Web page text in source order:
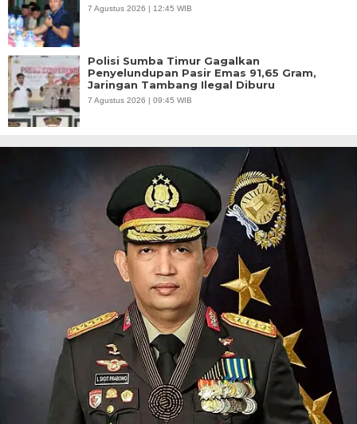
7 Agustus 2026 | 12:45 WIB
Polisi Sumba Timur Gagalkan
Penyelundupan Pasir Emas 91,65 Gram,
Jaringan Tambang Ilegal Diburu
7 Agustus 2026 | 09:45 WIB